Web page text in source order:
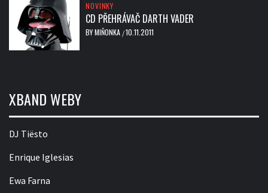
NOVINKY
CD PŘEHRÁVAČ DARTH VADER
BYMIŇONKA /10.11.2011
XBAND WEBY
DJ Tiësto
Enrique Iglesias
Ewa Farna